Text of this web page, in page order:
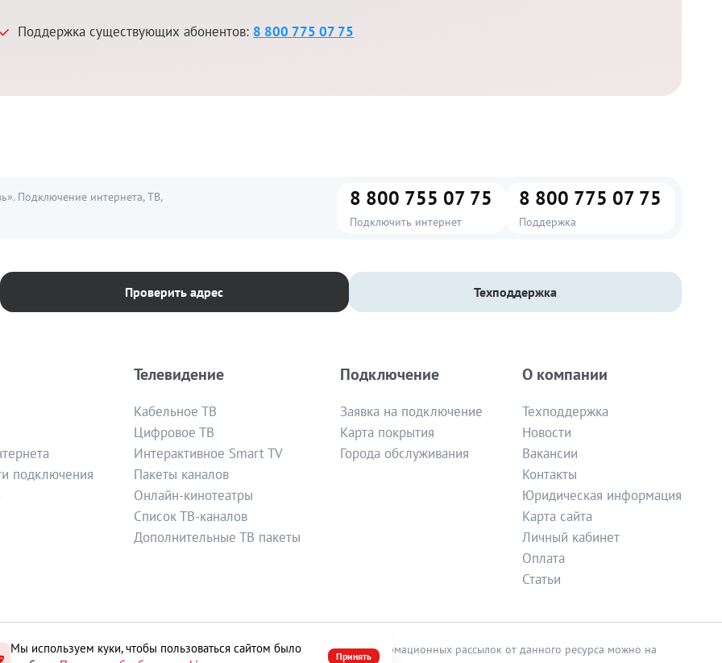
Поддержка существующих абонентов: 8 800 775 07 75
Подключение интернета, ТВ, 8 800 755 07 75
Подключить интернет
8 800 775 07 75
Поддержка
Проверить адрес Техподдержка
подключения
Телевидение
Кабельное ТВ
Цифровое ТВ
Интерактивное Smart TV
Пакеты каналов
Онлайн-кинотеатры
Список ТВ-каналов
Дополнительные ТВ пакеты
Подключение
Заявка на подключение
Карта покрытия
Города обслуживания
О компании
Техподдержка
Новости
Вакансии
Контакты
Юридическая информация
Карта сайта
Личный кабинет
Оплата
Статьи
на обработку персональных данных. Отписаться от получения информационных рассылок от данного ресурса можно на
Мы используем куки, чтобы пользоваться сайтом было
Принять